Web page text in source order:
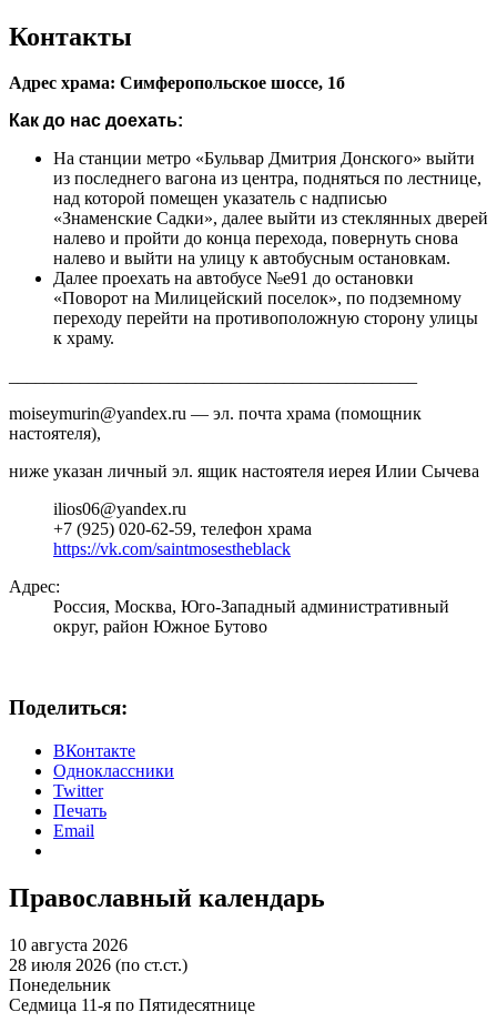
Контакты
Адрес храма: Симферопольское шоссе, 1б
Как до нас доехать:
На станции метро «Бульвар Дмитрия Донского» выйти
из последнего вагона из центра, подняться по лестнице,
над которой помещен указатель с надписью
«Знаменские Садки», далее выйти из стеклянных дверей
налево и пройти до конца перехода, повернуть снова
налево и выйти на улицу к автобусным остановкам.
Далее проехать на автобусе №е91 до остановки
«Поворот на Милицейский поселок», по подземному
переходу перейти на противоположную сторону улицы
к храму.
moiseymurin@yandex.ru — эл. почта храма (помощник
настоятеля),
ниже указан личный эл. ящик настоятеля иерея Илии Сычева
ilios06@yandex.ru
+7 (925) 020-62-59, телефон храма
https://vk.com/saintmosestheblack
Адрес:
Россия, Москва, Юго-Западный административный
округ, район Южное Бутово
Поделиться:
ВКонтакте
Одноклассники
Twitter
Печать
Email
Православный календарь
10 августа 2026
28 июля 2026 (по ст.ст.)
Понедельник
Седмица 11-я по Пятидесятнице